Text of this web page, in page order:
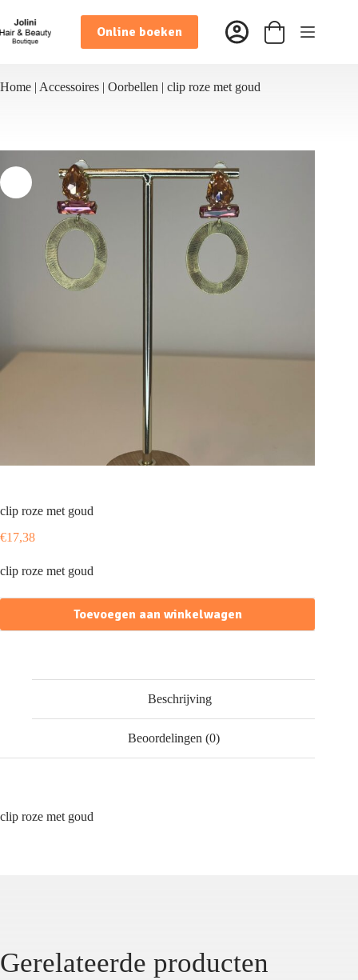
naar
de
inhoud
Online boeken Winkelwagen
Home | Accessoires | Oorbellen | clip roze met goud
clip roze met goud
€17,38
clip roze met goud
Toevoegen aan winkelwagen
Beschrijving
Beoordelingen (0)
clip roze met goud
Gerelateerde producten